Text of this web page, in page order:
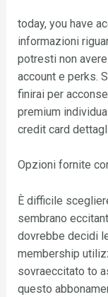
today, you have
informazioni
potresti non
account e perks.
finirai per
premium
credit card
Opzioni fornite
È difficile
sembrano
dovrebbe decidi
membership
sovraeccitato to
questo